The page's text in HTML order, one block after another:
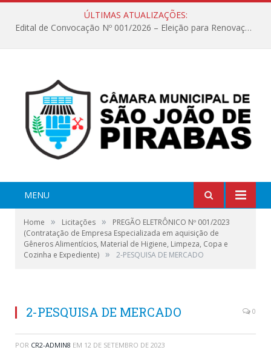
ÚLTIMAS ATUALIZAÇÕES:
Edital de Convocação Nº 001/2026 – Eleição para Renovação da Mesa Diretora – Biênio 2027/2028
MENU
Home » Licitações »
PREGÃO ELETRÔNICO Nº 001/2023
(Contratação de Empresa Especializada em aquisição de
Gêneros Alimentícios, Material de Higiene, Limpeza, Copa e
Cozinha e Expediente) » 2-PESQUISA DE MERCADO
2-PESQUISA DE MERCADO 0
POR CR2-ADMIN8 EM 12 DE SETEMBRO DE 2023